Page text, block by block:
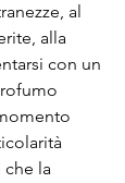
al
alla
con un
che la